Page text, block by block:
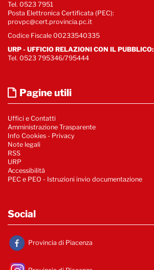
Tel. 0523 7951
Posta Elettronica Certificata (PEC):
provpc@cert.provincia.pc.it
Codice Fiscale 00233540335
URP - UFFICIO RELAZIONI CON IL PUBBLICO:
Tel. 0523 795346/795444
Pagine utili
Uffici e Contatti
Amministrazione Trasparente
Info Cookies - Privacy
Note legali
RSS
URP
Accessibilità
PEC e PEO - Istruzioni invio documentazione
Social
Provincia di Piacenza